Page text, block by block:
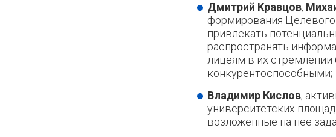
Дмитрий Кравцов,
формирования
привлекать
распространять
лицеям в их
конкурентоспособными;
Владимир Кислов,
университетских
возложенные на нее